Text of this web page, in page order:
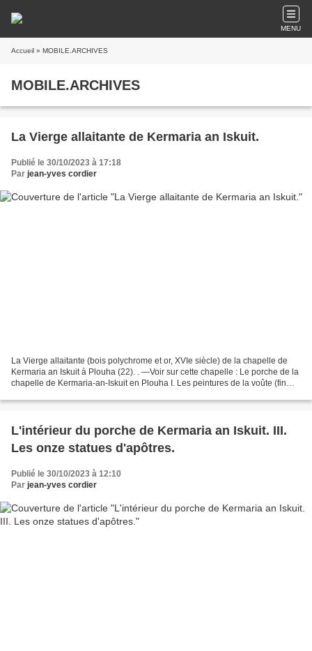
MENU
Accueil » MOBILE.ARCHIVES
MOBILE.ARCHIVES
La Vierge allaitante de Kermaria an Iskuit.
Publié le 30/10/2023 à 17:18
Par jean-yves cordier
La Vierge allaitante (bois polychrome et or, XVIe siècle) de la chapelle de
Kermaria an Iskuit à Plouha (22). . —Voir sur cette chapelle : Le porche de la
chapelle de Kermaria-an-Iskuit en Plouha I. Les peintures de la voûte (fin
L'intérieur du porche de Kermaria an Iskuit. III.
Les onze statues d'apôtres.
Publié le 30/10/2023 à 12:10
Par jean-yves cordier